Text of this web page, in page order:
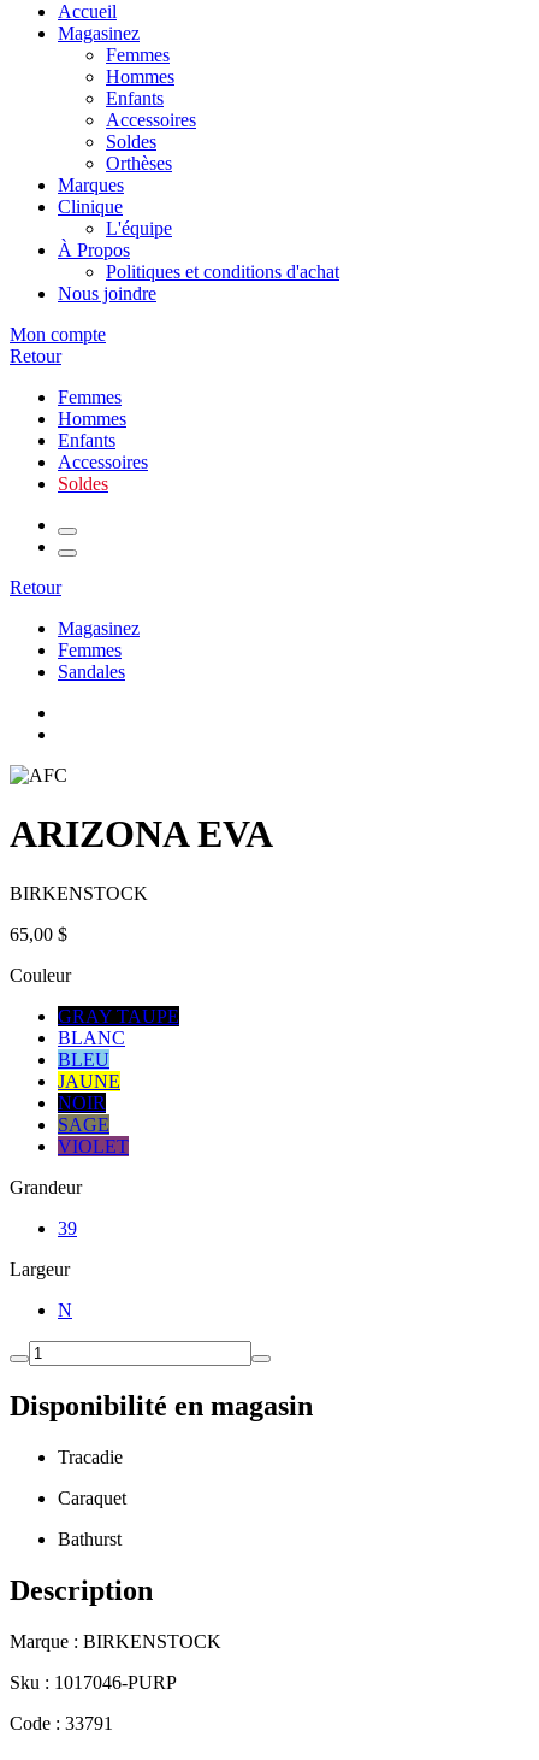
Accueil
Magasinez
Femmes
Hommes
Enfants
Accessoires
Soldes
Orthèses
Marques
Clinique
L'équipe
À Propos
Politiques et conditions d'achat
Nous joindre
Mon compte
Retour
Femmes
Hommes
Enfants
Accessoires
Soldes
Retour
Magasinez
Femmes
Sandales
ARIZONA EVA
BIRKENSTOCK
65,00 $
Couleur
GRAY TAUPE
BLANC
BLEU
JAUNE
NOIR
SAGE
VIOLET
Grandeur
39
Largeur
N
Disponibilité en magasin
Tracadie
Caraquet
Bathurst
Description
Marque : BIRKENSTOCK
Sku : 1017046-PURP
Code : 33791